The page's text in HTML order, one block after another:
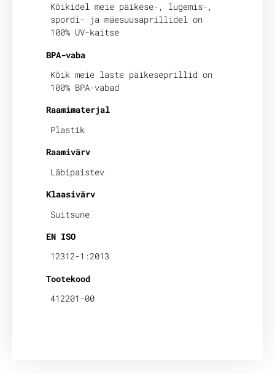
Kõikidel meie päikese-, lugemis-,
spordi- ja mäesuusaprillidel on
100% UV-kaitse
BPA-vaba
Kõik meie laste päikeseprillid on
100% BPA-vabad
Raamimaterjal
Plastik
Raamivärv
Läbipaistev
Klaasivärv
Suitsune
EN ISO
12312-1:2013
Tootekood
412201-00